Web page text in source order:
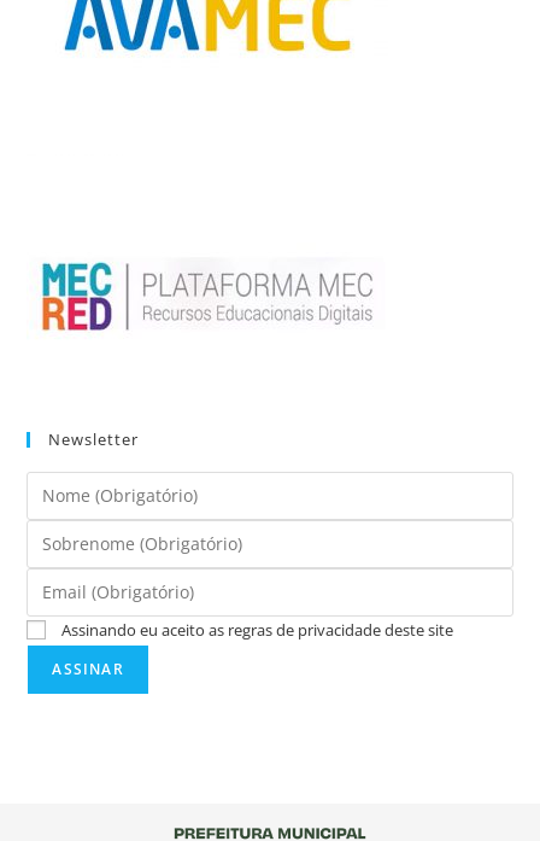
Newsletter
Assinando eu aceito as regras de privacidade deste site